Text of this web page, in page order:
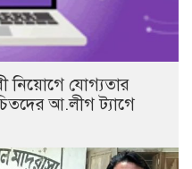
নিয়োগে যোগ্যতার
আ.লীগ ট্যাগে